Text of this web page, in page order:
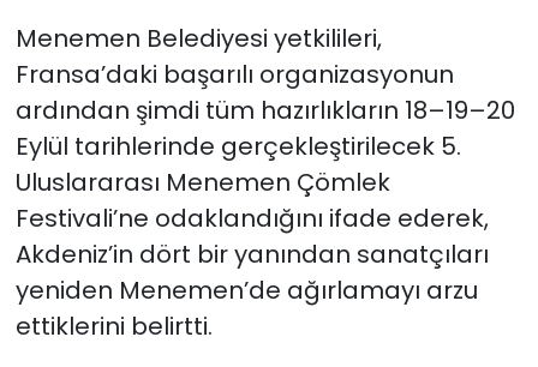
Menemen Belediyesi yetkilileri,
Fransa’daki başarılı organizasyonun
ardından şimdi tüm hazırlıkların 18–19–20
Eylül tarihlerinde gerçekleştirilecek 5.
Uluslararası Menemen Çömlek
Festivali’ne odaklandığını ifade ederek,
Akdeniz’in dört bir yanından sanatçıları
yeniden Menemen’de ağırlamayı arzu
ettiklerini belirtti.